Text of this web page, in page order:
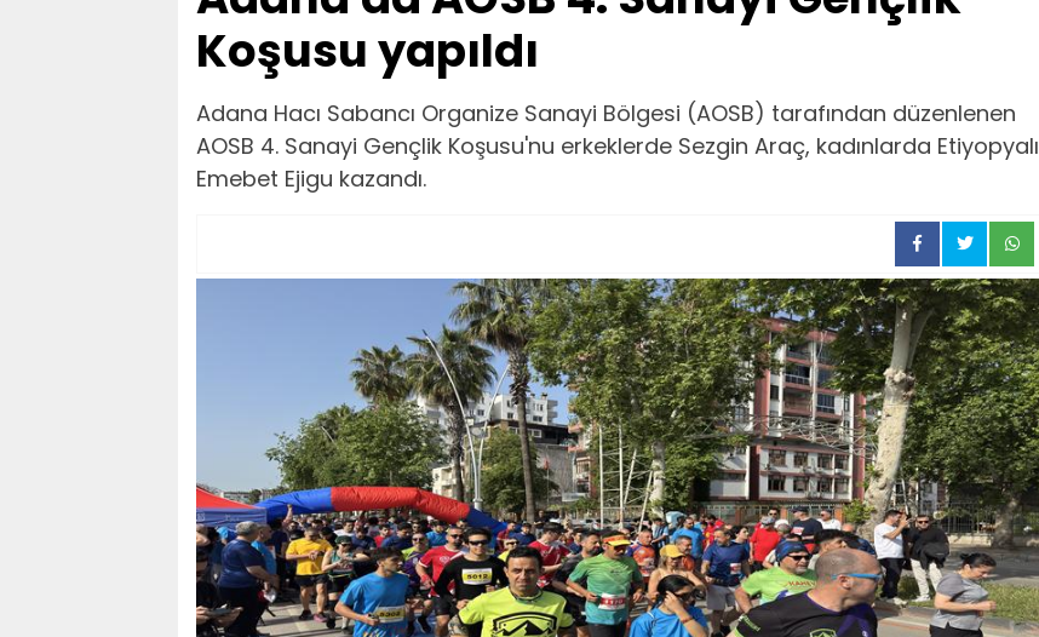
Koşusu yapıldı
Adana Hacı Sabancı Organize Sanayi Bölgesi (AOSB) tarafından düzenlenen
AOSB 4. Sanayi Gençlik Koşusu'nu erkeklerde Sezgin Araç, kadınlarda Etiyopyalı
Emebet Ejigu kazandı.